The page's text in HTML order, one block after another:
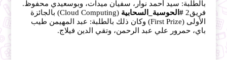
فريق2
#الحوسبة_السحابية
باي، حمرور علي عبد الرحمن، وتقي الدين فيلاج.